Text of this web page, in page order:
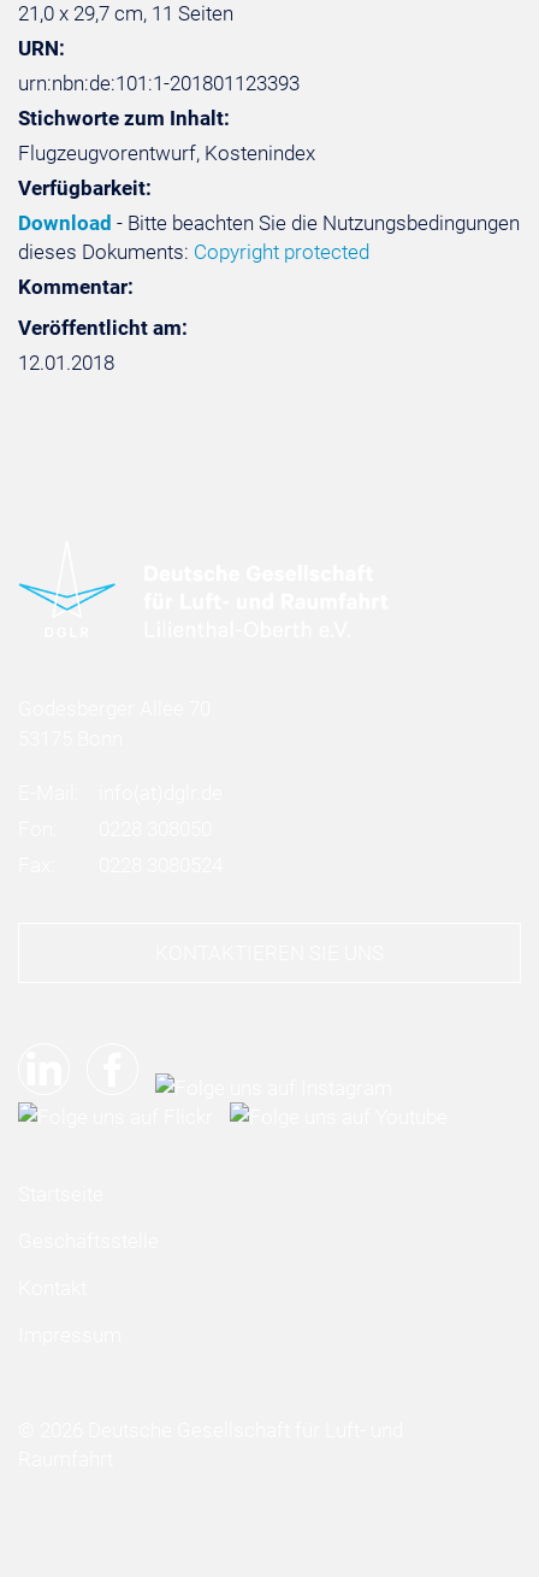
21,0 x 29,7 cm, 11 Seiten
URN:
urn:nbn:de:101:1-201801123393
Stichworte zum Inhalt:
Flugzeugvorentwurf, Kostenindex
Verfügbarkeit:
Download - Bitte beachten Sie die Nutzungsbedingungen
dieses Dokuments: Copyright protected
Kommentar:
Veröffentlicht am:
12.01.2018